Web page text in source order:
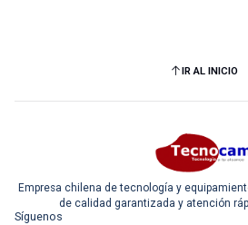
IR AL INICIO
Empresa chilena de tecnología y
de calidad garantizada y atención
Síguenos